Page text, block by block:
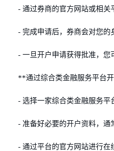
- 通过券商的官方网站或相关
- 完成申请后，券商会对您的
- 一旦开户申请获得批准，您
**通过综合类金融服务平台开
- 选择一家综合类金融服务平
- 准备好必要的开户资料，通
- 通过平台的官方网站进行在